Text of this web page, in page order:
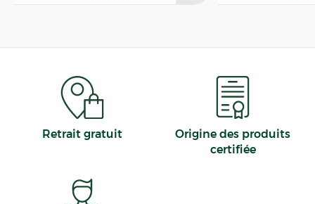
Retrait gratuit
Origine des produits
certifiée